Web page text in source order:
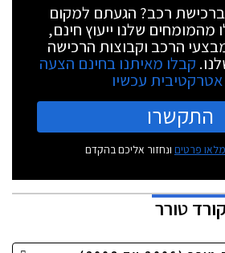
ברכישת רכב? הגעתם למקום
מהמומחים שלנו ייעוץ חינם,
הרכב וקבוצות הרכישה
קבלו מאיתנו בחינם הצעה
אטרקטיבית עכשיו
התקשרו
מלאו פרטים ונחזור אליכם בהקדם
טורר